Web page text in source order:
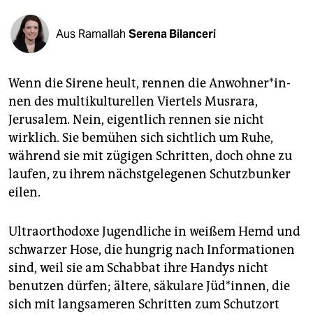
unterstützen
abo
genossenschaft
epaper login
Aus Ramallah Serena Bilanceri
Wenn die Sirene heult, rennen die An­woh­ne­r*in­
nen des multikulturellen Viertels Musrara,
Jerusalem. Nein, eigentlich rennen sie nicht
wirklich. Sie bemühen sich sichtlich um Ruhe,
während sie mit zügigen Schritten, doch ohne zu
laufen, zu ihrem nächstgelegenen Schutzbunker
eilen.
Ultraorthodoxe Jugendliche in weißem Hemd und
schwarzer Hose, die hungrig nach Informationen
sind, weil sie am Schabbat ihre Handys nicht
benutzen dürfen; ältere, säkulare Jüd*innen, die
sich mit langsameren Schritten zum Schutzort